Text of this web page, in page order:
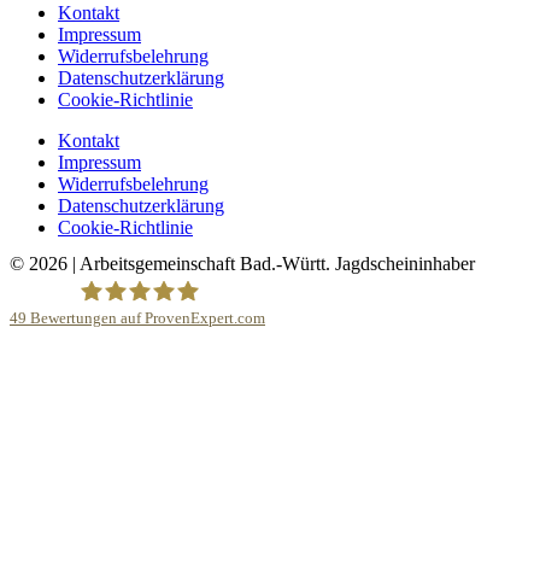
Kontakt
Impressum
Widerrufsbelehrung
Datenschutzerklärung
Cookie-Richtlinie
Kontakt
Impressum
Widerrufsbelehrung
Datenschutzerklärung
Cookie-Richtlinie
© 2026 | Arbeitsgemeinschaft Bad.-Württ. Jagdscheininhaber
49 Bewertungen auf ProvenExpert.com